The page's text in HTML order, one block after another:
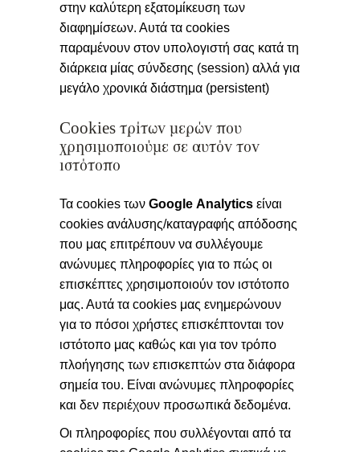
στην καλύτερη εξατομίκευση των
διαφημίσεων. Αυτά τα cookies
παραμένουν στον υπολογιστή σας κατά τη
διάρκεια μίας σύνδεσης (session) αλλά για
μεγάλο χρονικά διάστημα (persistent)
Cookies τρίτων μερών που
χρησιμοποιούμε σε αυτόν τον
ιστότοπο
Τα cookies των Google Analytics είναι
cookies ανάλυσης/καταγραφής απόδοσης
που μας επιτρέπουν να συλλέγουμε
ανώνυμες πληροφορίες για το πώς οι
επισκέπτες χρησιμοποιούν τον ιστότοπο
μας. Αυτά τα cookies μας ενημερώνουν
για το πόσοι χρήστες επισκέπτονται τον
ιστότοπο μας καθώς και για τον τρόπο
πλοήγησης των επισκεπτών στα διάφορα
σημεία του. Είναι ανώνυμες πληροφορίες
και δεν περιέχουν προσωπικά δεδομένα.
Οι πληροφορίες που συλλέγονται από τα